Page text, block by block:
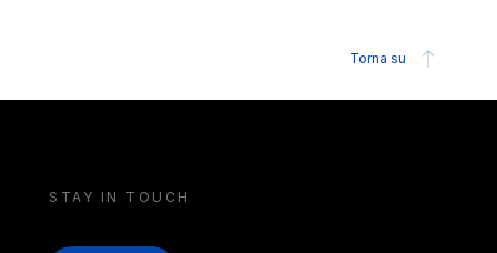
Torna su
STAY IN TOUCH